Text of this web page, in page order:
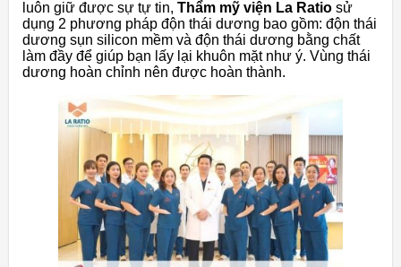
luôn giữ được sự tự tin, Thẩm mỹ viện La Ratio sử
dụng 2 phương pháp độn thái dương bao gồm: độn thái
dương sụn silicon mềm và độn thái dương bằng chất
làm đầy để giúp bạn lấy lại khuôn mặt như ý. Vùng thái
dương hoàn chỉnh nên được hoàn thành.